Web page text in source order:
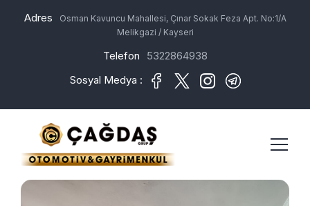
Adres
Osman Kavuncu Mahallesi, Çınar Sokak Feza Apt. No:1/A
Melikgazi / Kayseri
Telefon
5322864938
Sosyal Medya :